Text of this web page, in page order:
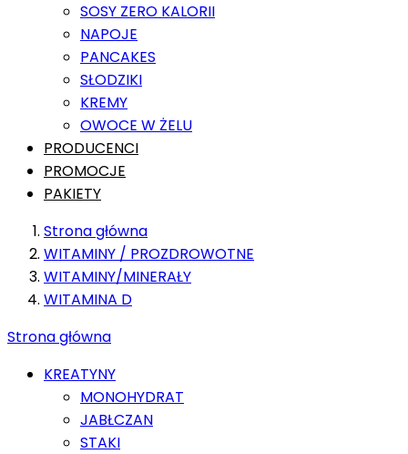
SOSY ZERO KALORII
NAPOJE
PANCAKES
SŁODZIKI
KREMY
OWOCE W ŻELU
PRODUCENCI
PROMOCJE
PAKIETY
Strona główna
WITAMINY / PROZDROWOTNE
WITAMINY/MINERAŁY
WITAMINA D
Strona główna
KREATYNY
MONOHYDRAT
JABŁCZAN
STAKI